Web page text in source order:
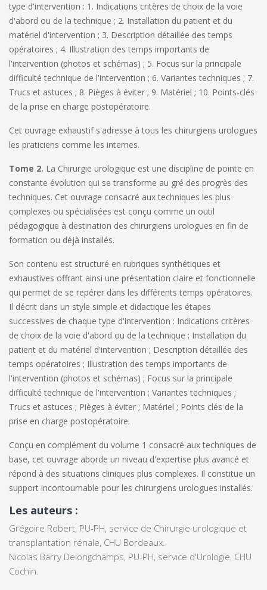
type d'intervention : 1. Indications critères de choix de la voie
d'abord ou de la technique ; 2. Installation du patient et du
matériel d'intervention ; 3. Description détaillée des temps
opératoires ; 4. Illustration des temps importants de
l'intervention (photos et schémas) ; 5. Focus sur la principale
difficulté technique de l'intervention ; 6. Variantes techniques ; 7.
Trucs et astuces ; 8. Pièges à éviter ; 9. Matériel ; 10. Points-clés
de la prise en charge postopératoire.
Cet ouvrage exhaustif s'adresse à tous les chirurgiens urologues
les praticiens comme les internes.
Tome 2. La Chirurgie urologique est une discipline de pointe en
constante évolution qui se transforme au gré des progrès des
techniques. Cet ouvrage consacré aux techniques les plus
complexes ou spécialisées est conçu comme un outil
pédagogique à destination des chirurgiens urologues en fin de
formation ou déjà installés.
Son contenu est structuré en rubriques synthétiques et
exhaustives offrant ainsi une présentation claire et fonctionnelle
qui permet de se repérer dans les différents temps opératoires.
Il décrit dans un style simple et didactique les étapes
successives de chaque type d'intervention : Indications critères
de choix de la voie d'abord ou de la technique ; Installation du
patient et du matériel d'intervention ; Description détaillée des
temps opératoires ; Illustration des temps importants de
l'intervention (photos et schémas) ; Focus sur la principale
difficulté technique de l'intervention ; Variantes techniques ;
Trucs et astuces ; Pièges à éviter ; Matériel ; Points clés de la
prise en charge postopératoire.
Conçu en complément du volume 1 consacré aux techniques de
base, cet ouvrage aborde un niveau d'expertise plus avancé et
répond à des situations cliniques plus complexes. Il constitue un
support incontournable pour les chirurgiens urologues installés.
Les auteurs :
Grégoire Robert, PU-PH, service de Chirurgie urologique et
transplantation rénale, CHU Bordeaux.
Nicolas Barry Delongchamps, PU-PH, service d'Urologie, CHU
Cochin.